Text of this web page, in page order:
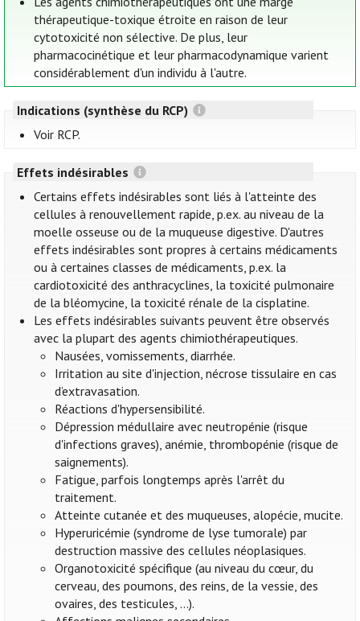
thérapeutique-toxique étroite en raison de leur
cytotoxicité non sélective. De plus, leur
pharmacocinétique et leur pharmacodynamique varient
considérablement d'un individu à l'autre.
Indications (synthèse du RCP)
Voir RCP.
Effets indésirables
Certains effets indésirables sont liés à l'atteinte des
cellules à renouvellement rapide, p.ex. au niveau de la
moelle osseuse ou de la muqueuse digestive. D'autres
effets indésirables sont propres à certains médicaments
ou à certaines classes de médicaments, p.ex. la
cardiotoxicité des anthracyclines, la toxicité pulmonaire
de la bléomycine, la toxicité rénale de la cisplatine.
Les effets indésirables suivants peuvent être observés
avec la plupart des agents chimiothérapeutiques.
Nausées, vomissements, diarrhée.
Irritation au site d'injection, nécrose tissulaire en cas
d’extravasation.
Réactions d'hypersensibilité.
Dépression médullaire avec neutropénie (risque
d'infections graves), anémie, thrombopénie (risque de
saignements).
Fatigue, parfois longtemps après l'arrêt du
traitement.
Atteinte cutanée et des muqueuses, alopécie, mucite.
Hyperuricémie (syndrome de lyse tumorale) par
destruction massive des cellules néoplasiques.
Organotoxicité spécifique (au niveau du cœur, du
cerveau, des poumons, des reins, de la vessie, des
ovaires, des testicules, ...).